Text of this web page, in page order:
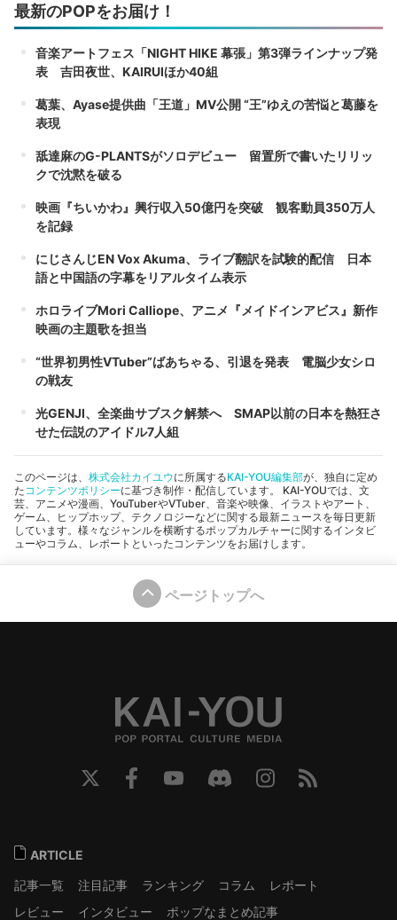
最新のPOPをお届け！
音楽アートフェス「NIGHT HIKE 幕張」第3弾ラインナップ発
表 吉田夜世、KAIRUIほか40組
葛葉、Ayase提供曲「王道」MV公開 “王”ゆえの苦悩と葛藤を
表現
舐達麻のG-PLANTSがソロデビュー 留置所で書いたリリッ
クで沈黙を破る
映画『ちいかわ』興行収入50億円を突破 観客動員350万人
を記録
にじさんじEN Vox Akuma、ライブ翻訳を試験的配信 日本
語と中国語の字幕をリアルタイム表示
ホロライブMori Calliope、アニメ『メイドインアビス』新作
映画の主題歌を担当
“世界初男性VTuber”ばあちゃる、引退を発表 電脳少女シロ
の戦友
光GENJI、全楽曲サブスク解禁へ SMAP以前の日本を熱狂さ
せた伝説のアイドル7人組
このページは、 株式会社カイユウに所属するKAI-YOU編集部が、独自に定め
た コンテンツポリシーに基づき制作・配信しています。 KAI-YOUでは、文
芸、アニメや漫画、YouTuberやVTuber、音楽や映像、イラストやアート、
ゲーム、ヒップホップ、テクノロジーなどに関する最新ニュースを毎日更新
しています。様々なジャンルを横断するポップカルチャーに関するインタビ
ューやコラム、レポートといったコンテンツをお届けします。
ページトップへ
ARTICLE
記事一覧
注目記事 ランキング コラム
レポート
レビュー
インタビュー ポップなまとめ記事